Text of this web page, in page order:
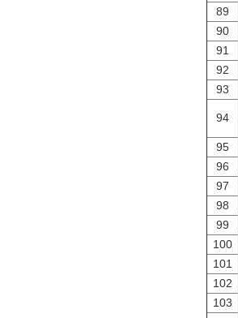
89
90
91
92
93
94
95
96
97
98
99
100
101
102
103